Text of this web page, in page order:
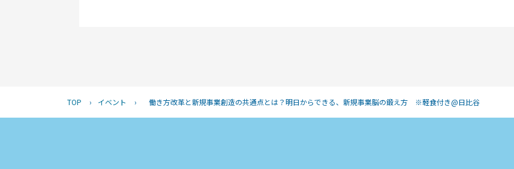
TOP › イベント › 働き方改革と新規事業創造の共通点とは？明日からできる、新規事業脳の鍛え方 ※軽食付き@日比谷